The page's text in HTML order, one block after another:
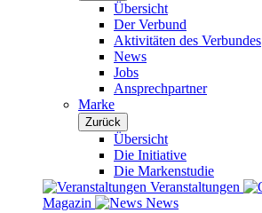
Übersicht
Der Verbund
Aktivitäten des Verbundes
News
Jobs
Ansprechpartner
Marke
Zurück
Übersicht
Die Initiative
Die Markenstudie
Veranstaltungen
Magazin
News